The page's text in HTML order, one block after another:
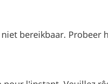
bereikbaar. Probeer